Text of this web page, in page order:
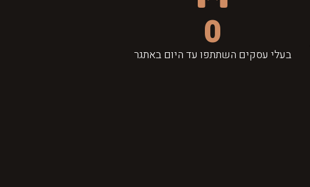
בעלי עסקים השתתפו עד היום באתגר
0